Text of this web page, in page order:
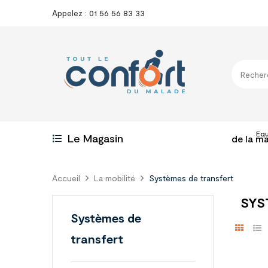
Appelez : 01 56 56 83 33
Le Magasin de la
Accueil La mobilité Systèmes de transfert
Systèmes de
transfert